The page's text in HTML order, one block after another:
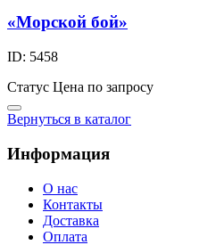
«Морской бой»
ID: 5458
Статус Цена по запросу
Вернуться в каталог
Информация
О нас
Контакты
Доставка
Оплата